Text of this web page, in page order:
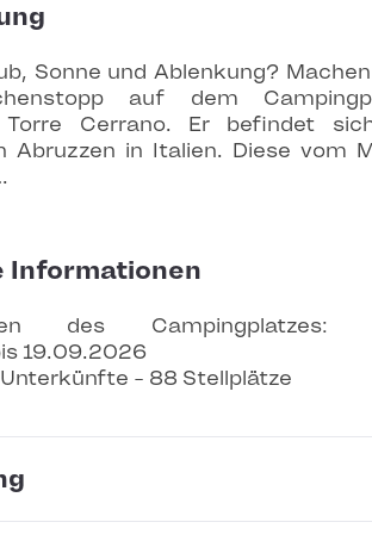
Sonne und Ablenkung?
auf dem
Torre Cerrano. Er befindet
Abruzzen in Italien. Diese vom
Informationen
des Campingplatzes:
19.09.2026
- 88 Stellplätze